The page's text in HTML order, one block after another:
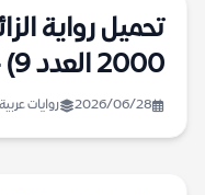
تحميل رواية
2000 العدد 9) – نبيل فاروق
2026/06/28 روايات عربية